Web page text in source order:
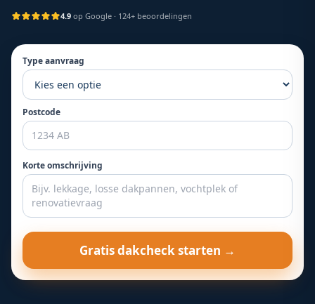
4.9 op Google · 124+ beoordelingen
Type aanvraag
Postcode
Korte omschrijving
Gratis dakcheck starten →